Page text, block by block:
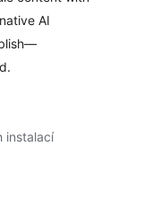
AI
instalací